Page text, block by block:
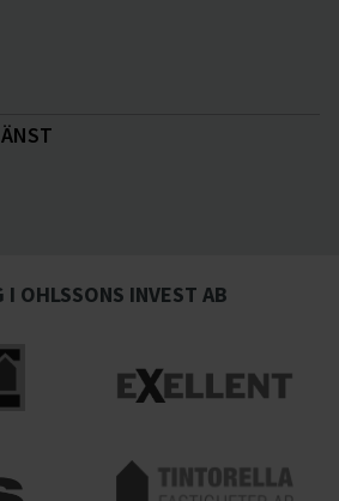
I OHLSSONS INVEST AB